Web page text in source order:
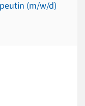
(m/w/d)